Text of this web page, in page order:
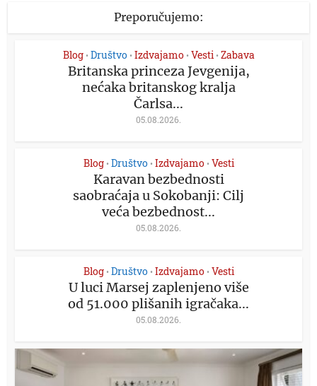
Preporučujemo:
Blog • Društvo • Izdvajamo • Vesti • Zabava
Britanska princeza Jevgenija,
nećaka britanskog kralja
Čarlsa...
05.08.2026.
Blog • Društvo • Izdvajamo • Vesti
Karavan bezbednosti
saobraćaja u Sokobanji: Cilj
veća bezbednost...
05.08.2026.
Blog • Društvo • Izdvajamo • Vesti
U luci Marsej zaplenjeno više
od 51.000 plišanih igračaka...
05.08.2026.